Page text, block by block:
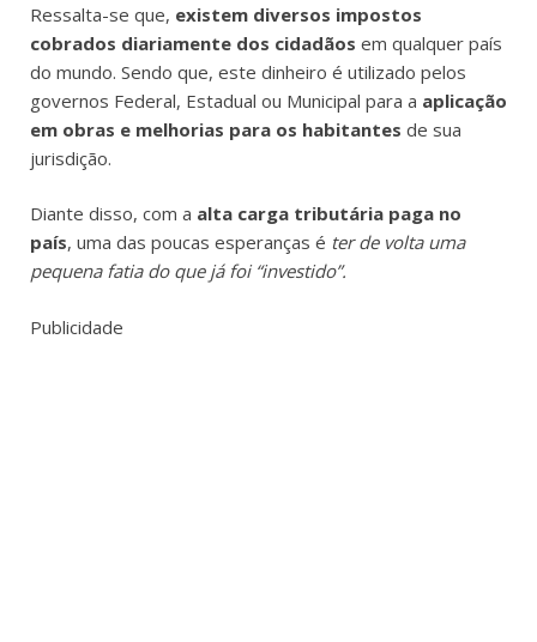
Ressalta-se que, existem diversos impostos
cobrados diariamente dos cidadãos em qualquer país
do mundo. Sendo que, este dinheiro é utilizado pelos
governos Federal, Estadual ou Municipal para a aplicação
em obras e melhorias para os habitantes de sua
jurisdição.
Diante disso, com a alta carga tributária paga no
país, uma das poucas esperanças é ter de volta uma
pequena fatia do que já foi “investido”.
Publicidade